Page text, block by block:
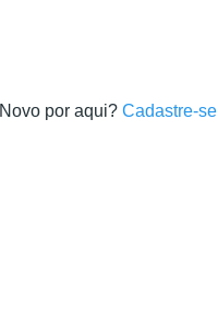
Novo por aqui? Cadastre-se